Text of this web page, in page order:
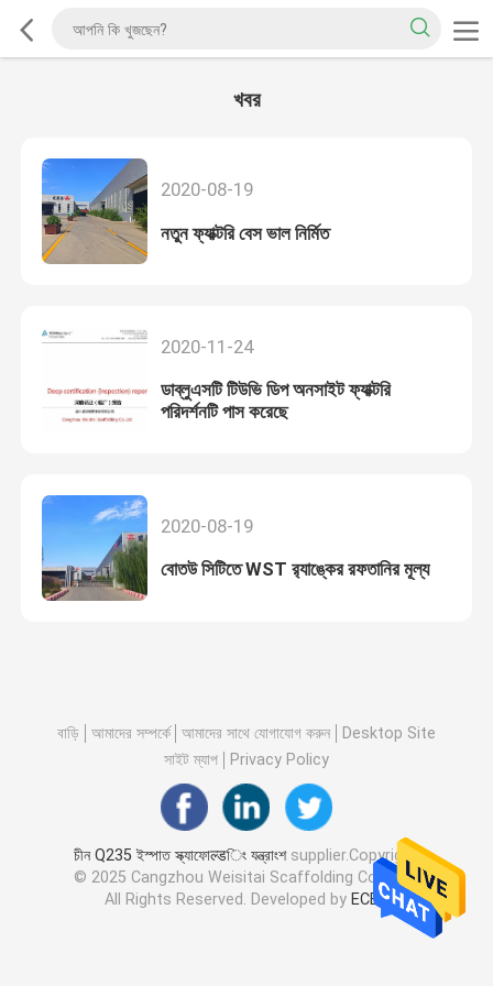
খবর
2020-08-19
নতুন ফ্যাক্টরি বেস ভাল নির্মিত
2020-11-24
ডাব্লুএসটি টিউভি ডিপ অনসাইট ফ্যাক্টরি
পরিদর্শনটি পাস করেছে
2020-08-19
বোতউ সিটিতে WST র‌্যাঙ্কের রফতানির মূল্য
বাড়ি আমাদের সম্পর্কে আমাদের সাথে যোগাযোগ করুন
Desktop Site
সাইট ম্যাপ
Privacy Policy
চীন Q235 ইস্পাত স্ক্যাফোल्डিং যন্ত্রাংশsupplier.Copyright
© 2025 Cangzhou Weisitai Scaffolding Co., Ltd..
All Rights Reserved. Developed by ECER